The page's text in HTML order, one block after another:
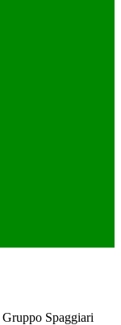
Spaggiari